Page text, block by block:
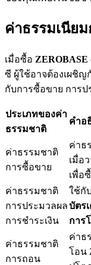
เงินกู้
บริการยืมเงิน
ลงทุนอัตโนมัติ
คว้าผลกำไร
ค่าธรรมเนีย
เมื่อซื้อ ZEROBASE
ซี ผู้ใช้อาจต้องเผชิญ
กับการซื้อขาย การป
ประเภทของค่า
ธรรมชาติ
คำอ
ค่าธรรมชาติ
การซื้อขาย
ค่าธ
เมื่อ
เพื่อ
ค่าธรรมชาติ
การประมวลผล
การชำระเงิน
ใช้กั
บัตร
การ
ค่าธรรมชาติ
การถอน
ค่าธ
โอน